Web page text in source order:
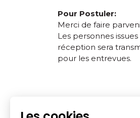
Pour Postuler:
Merci de faire
Les personnes
réception sera
pour les entrevues.